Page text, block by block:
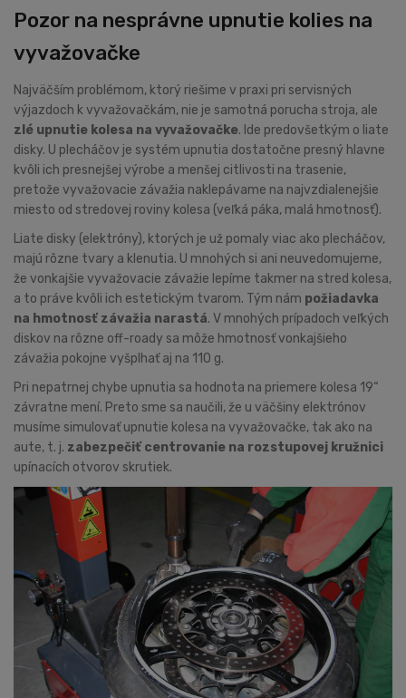
Pozor na nesprávne upnutie kolies na
vyvažovačke
Najväčším problémom, ktorý riešime v praxi pri servisných
výjazdoch k vyvažovačkám, nie je samotná porucha stroja, ale
zlé upnutie kolesa na vyvažovačke. Ide predovšetkým o liate
disky. U plecháčov je systém upnutia dostatočne presný hlavne
kvôli ich presnejšej výrobe a menšej citlivosti na trasenie,
pretože vyvažovacie závažia naklepávame na najvzdialenejšie
miesto od stredovej roviny kolesa (veľká páka, malá hmotnosť).
Liate disky (elektróny), ktorých je už pomaly viac ako plecháčov,
majú rôzne tvary a klenutia. U mnohých si ani neuvedomujeme,
že vonkajšie vyvažovacie závažie lepíme takmer na stred kolesa,
a to práve kvôli ich estetickým tvarom. Tým nám požiadavka
na hmotnosť závažia narastá. V mnohých prípadoch veľkých
diskov na rôzne off-roady sa môže hmotnosť vonkajšieho
závažia pokojne vyšplhať aj na 110 g.
Pri nepatrnej chybe upnutia sa hodnota na priemere kolesa 19“
závratne mení. Preto sme sa naučili, že u väčšiny elektrónov
musíme simulovať upnutie kolesa na vyvažovačke, tak ako na
aute, t. j. zabezpečiť centrovanie na rozstupovej kružnici
upínacích otvorov skrutiek.